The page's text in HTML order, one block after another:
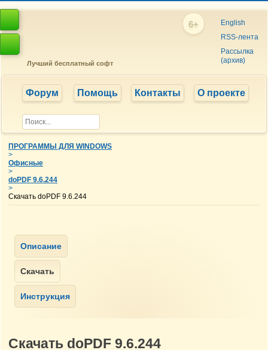
6+
English
RSS-лента
Рассылка
(архив)
Лучший бесплатный софт
Форум Помощь Контакты О проекте
ПРОГРАММЫ ДЛЯ WINDOWS
>
Офисные
>
doPDF 9.6.244
>
Скачать doPDF 9.6.244
Скачать doPDF 9.6.244